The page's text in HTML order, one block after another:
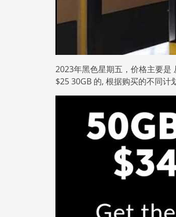
2023年黑色星期五，价格主要是
$25 30GB 的, 根据购买的不同计